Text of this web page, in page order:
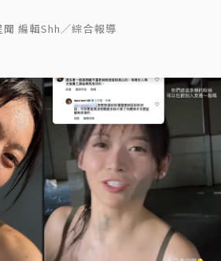
聞 編輯Shh／綜合報導